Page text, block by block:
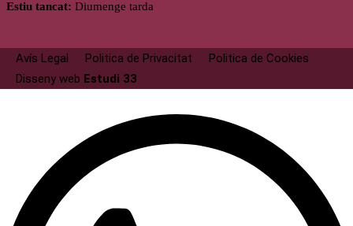
Estiu tancat: Diumenge tarda
Avís Legal Politica de Privacitat
Politica de Cookies
Disseny web Estudi 33